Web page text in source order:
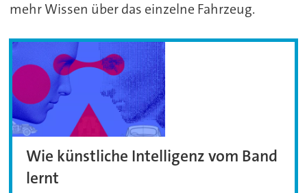
mehr Wissen über das einzelne Fahrzeug.
Wie künstliche Intelligenz vom Band
lernt